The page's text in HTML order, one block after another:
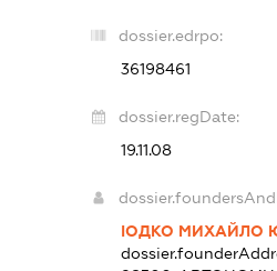
dossier.edrpo:
36198461
dossier.regDate:
19.11.08
ІОДКО МИХАЙЛО